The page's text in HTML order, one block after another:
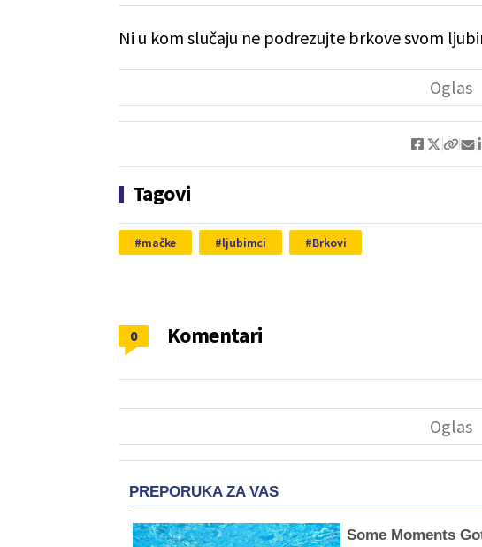
Ni u kom slučaju ne podrezujte brkove svom
Tagovi
mačke ljubimci Brkovi
Komentari
0
PREPORUKA ZA VAS
Some Moments